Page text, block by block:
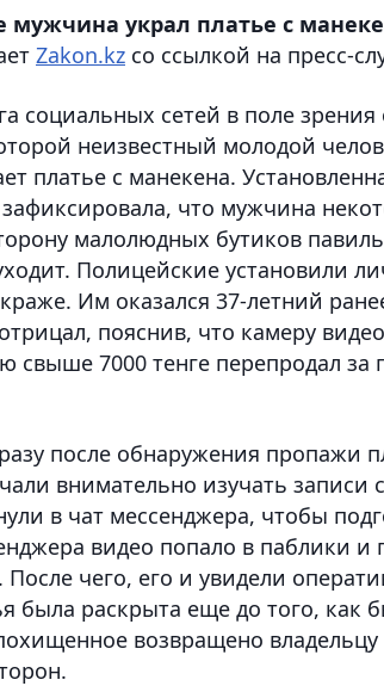
мужчина украл платье с
Zakon.kz со ссылкой на пресс-
социальных сетей в поле
неизвестный молодой
платье с манекена.
что мужчина
малолюдных бутиков
Полицейские установили
Им оказался 37-летний
пояснив, что камеру
свыше 7000 тенге перепродал за
после обнаружения пропажи
внимательно изучать
в чат мессенджера, чтобы
видео попало в паблики и
После чего, его и увидели
была раскрыта еще до того, как
возвращено